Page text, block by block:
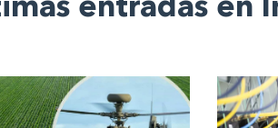
entradas en